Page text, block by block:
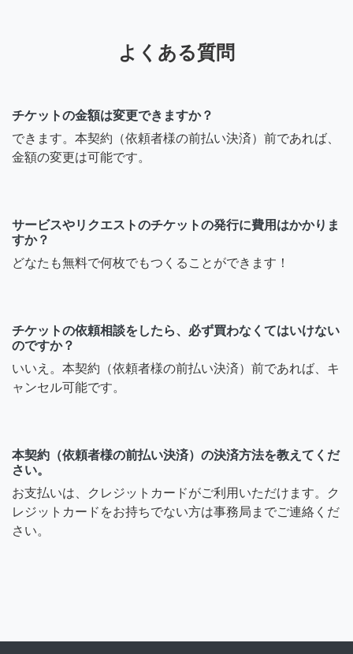
よくある質問
チケットの金額は変更できますか？
できます。本契約（依頼者様の前払い決済）前であれば、
金額の変更は可能です。
サービスやリクエストのチケットの発行に費用はかかりま
すか？
どなたも無料で何枚でもつくることができます！
チケットの依頼相談をしたら、必ず買わなくてはいけない
のですか？
いいえ。本契約（依頼者様の前払い決済）前であれば、キ
ャンセル可能です。
本契約（依頼者様の前払い決済）の決済方法を教えてくだ
さい。
お支払いは、クレジットカードがご利用いただけます。ク
レジットカードをお持ちでない方は事務局までご連絡くだ
さい。